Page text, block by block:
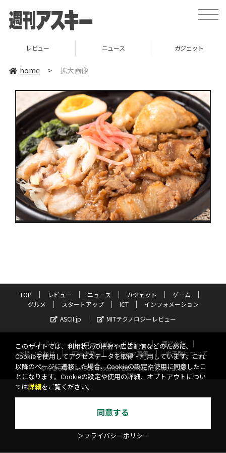
toggle
レビュー ニュース ガジェット
home > 拡大画像
TOP レビュー ニュース ガジェット
ゲーム
グルメ
スタートアップ ICT
インフォメーション
ASCII.jp
MITテクノロジーレビュー
サイトポリシー プライバシーポリシー
運営会社
お問い合わせ
広告掲載 スタッフ募集
電子版について
©KADOKAWA ASCII Research Laboratories, Inc. 2026
このサイトでは、利用状況の把握や広告配信などのために、
Cookieを使用してアクセスデータを取得・利用しています。これ
以降のページに遷移した場合、Cookieの設定や使用に同意したこ
とになります。Cookieの設定や使用の詳細、オプトアウトについ
ては詳細 をご覧ください。
同意する
＞プライバシーポリシー